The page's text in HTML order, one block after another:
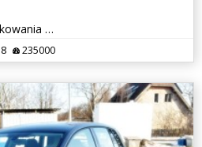
Nowy rozrząd, Czujniki parkowania przód i tył, Ksenon
235000